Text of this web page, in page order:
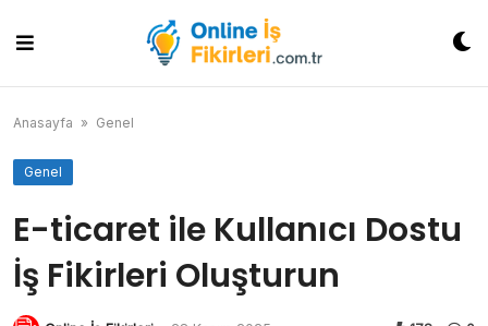
content
Anasayfa » Genel
Genel
E-ticaret ile Kullanıcı Dostu
İş Fikirleri Oluşturun